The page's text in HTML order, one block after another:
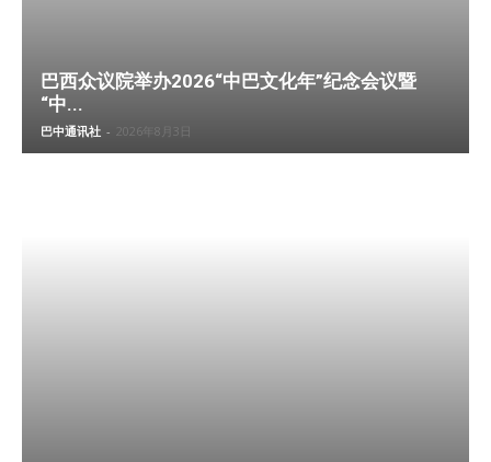
巴西众议院举办2026“中巴文化年”纪念会议暨
“中...
巴中通讯社 - 2026年8月3日